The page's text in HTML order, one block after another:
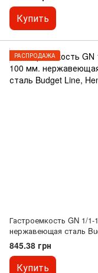
Купить
РАСПРОДАЖА
Гастроемкость GN 1/1-
нержавеющая сталь
Line, Hendi
845.38 грн
Купить